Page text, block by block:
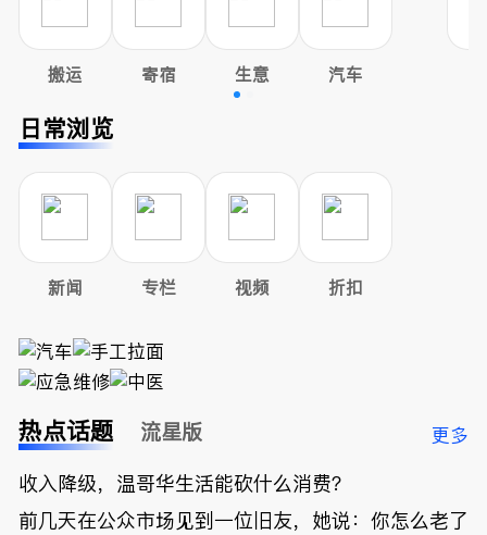
搬运 寄宿 生意 汽车
日常浏览
新闻 专栏 视频 折扣
热点话题 流星版 更多
收入降级，温哥华生活能砍什么消费？
前几天在公众市场见到一位旧友，她说：你怎么老了